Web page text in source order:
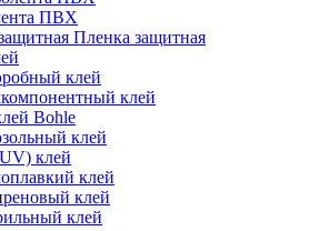
ПВХ
Пленка защитная
клей
клей
Bohle
клей
клей
клей
клей
клей